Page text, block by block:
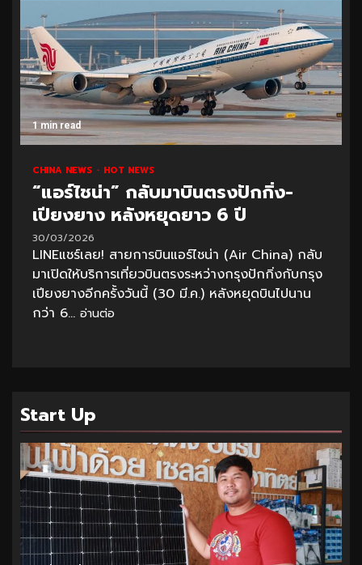
1 min read
CHINA NEWS HOT NEWS
“แอร์ไชน่า” กลับมาบินตรงปักกิ่ง-
เปียงยาง หลังหยุดยาว 6 ปี
30/03/2026
LINEแชร์เลย! สายการบินแอร์ไชน่า (Air China) กลับ
มาเปิดให้บริการเที่ยวบินตรงระหว่างกรุงปักกิ่งกับกรุง
เปียงยางอีกครั้งวันนี้ (30 มี.ค.) หลังหยุดบินไปนาน
กว่า 6... อ่านต่อ
Start Up